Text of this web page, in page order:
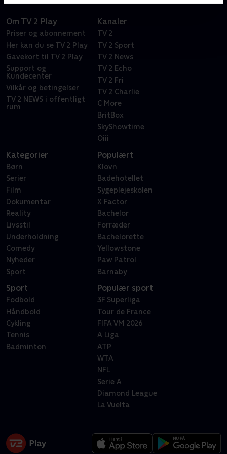
Om TV 2 Play
Priser og abonnement
Her kan du se TV 2 Play
Gavekort til TV 2 Play
Support og
Kundecenter
Vilkår og betingelser
TV 2 NEWS i offentligt
rum
Kanaler
TV 2
TV 2 Sport
TV 2 News
TV 2 Echo
TV 2 Fri
TV 2 Charlie
C More
BritBox
SkyShowtime
Oiii
Kategorier
Børn
Serier
Film
Dokumentar
Reality
Livsstil
Underholdning
Comedy
Nyheder
Sport
Populært
Klovn
Badehotellet
Sygeplejeskolen
X Factor
Bachelor
Forræder
Bachelorette
Yellowstone
Paw Patrol
Barnaby
Sport
Fodbold
Håndbold
Cykling
Tennis
Badminton
Populær sport
3F Superliga
Tour de France
FIFA VM 2026
A Liga
ATP
WTA
NFL
Serie A
Diamond League
La Vuelta